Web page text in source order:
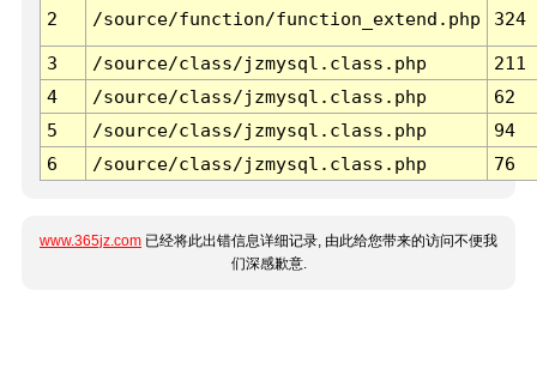
2 /source/function/function_extend.php 324
3 /source/class/jzmysql.class.php
211
4
/source/class/jzmysql.class.php
62
5
/source/class/jzmysql.class.php
94
6
/source/class/jzmysql.class.php 76
www.365jz.com 已经将此出错信息详细记录, 由此给您带来的访问不便我
们深感歉意.